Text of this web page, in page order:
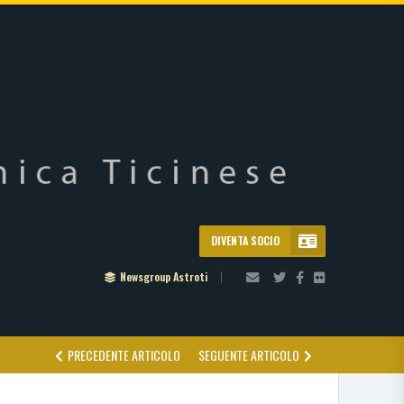
DIVENTA SOCIO
Newsgroup Astroti
PRECEDENTE ARTICOLO SEGUENTE ARTICOLO